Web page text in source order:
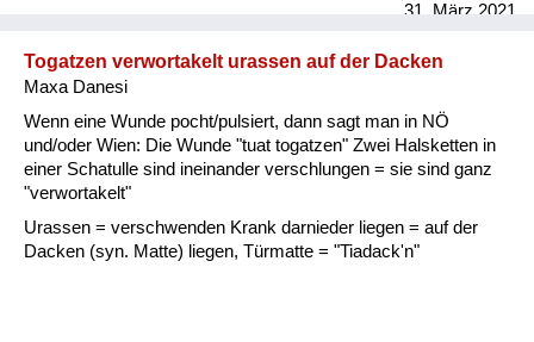
31. März 2021
Togatzen verwortakelt urassen auf der Dacken
Maxa Danesi
Wenn eine Wunde pocht/pulsiert, dann sagt man in NÖ
und/oder Wien: Die Wunde "tuat togatzen" Zwei Halsketten in
einer Schatulle sind ineinander verschlungen = sie sind ganz
"verwortakelt"
Urassen = verschwenden Krank darnieder liegen = auf der
Dacken (syn. Matte) liegen, Türmatte = "Tiadack'n"